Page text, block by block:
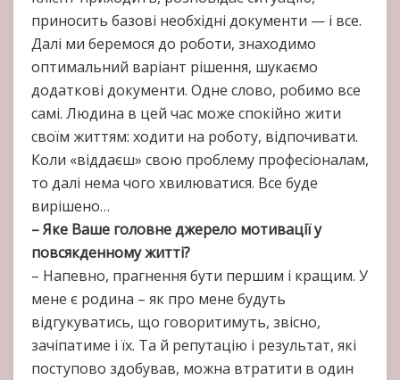
приносить базові необхідні документи — і все.
Далі ми беремося до роботи, знаходимо
оптимальний варіант рішення, шукаємо
додаткові документи. Одне слово, робимо все
самі. Людина в цей час може спокійно жити
своїм життям: ходити на роботу, відпочивати.
Коли «віддаєш» свою проблему професіоналам,
то далі нема чого хвилюватися. Все буде
вирішено…
– Яке Ваше головне джерело мотивації у
повсякденному житті?
– Напевно, прагнення бути першим і кращим. У
мене є родина – як про мене будуть
відгукуватись, що говоритимуть, звісно,
зачіпатиме і їх. Та й репутацію і результат, які
поступово здобував, можна втратити в один